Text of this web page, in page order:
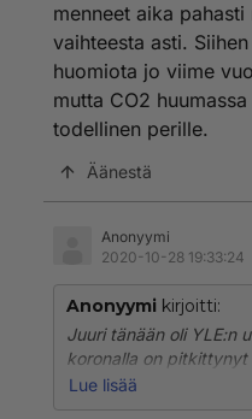
menneet aika
vaihteesta asti.
huomiota jo viime
mutta CO2
todellinen perille.
Äänestä
Anonyymi
2020-10-28 19:33:24
Anonyymi kirjoitti:
Juuri tänään oli YLE:n
koronalla on pitkittynyt
kestänyt jo puoli
Lue lisää